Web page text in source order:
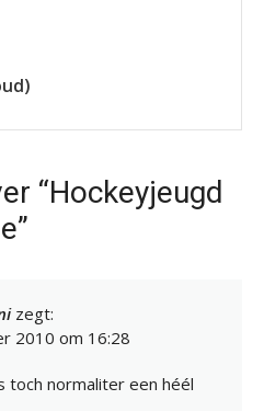
“Hockeyjeugd
zegt:
2010 om 16:28
toch normaliter een héél